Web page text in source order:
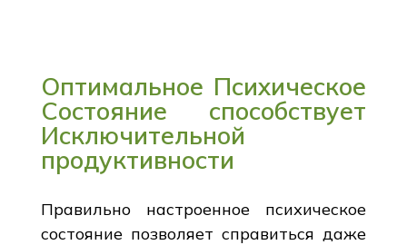
Оптимальное Психическое
Состояние способствует
Исключительной
продуктивности
Правильно настроенное психическое
состояние позволяет справиться даже